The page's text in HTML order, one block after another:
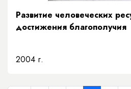
Развитие человеческих
достижения благополучия
2004 г.